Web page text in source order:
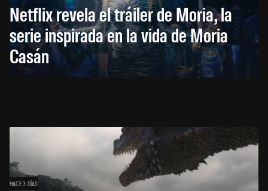
Netflix revela el tráiler de Moria, la
serie inspirada en la vida de Moria
Casán
HACE 3 DÍAS